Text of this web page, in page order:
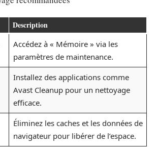
Description
Accédez à « Mémoire » via les
paramètres de maintenance.
Installez des applications comme
Avast Cleanup pour un nettoyage
efficace.
Éliminez les caches et les données de
navigateur pour libérer de l’espace.